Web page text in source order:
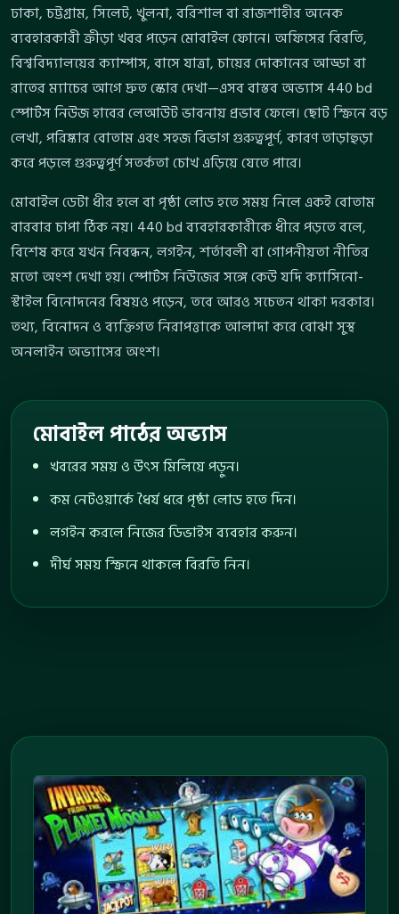
ঢাকা, চট্টগ্রাম, সিলেট, খুলনা, বরিশাল বা রাজশাহীর অনেক
ব্যবহারকারী ক্রীড়া খবর পড়েন মোবাইল ফোনে। অফিসের বিরতি,
বিশ্ববিদ্যালয়ের ক্যাম্পাস, বাসে যাত্রা, চায়ের দোকানের আড্ডা বা
রাতের ম্যাচের আগে দ্রুত স্কোর দেখা—এসব বাস্তব অভ্যাস 440 bd
স্পোর্টস নিউজ হাবের লেআউট ভাবনায় প্রভাব ফেলে। ছোট স্ক্রিনে বড়
লেখা, পরিষ্কার বোতাম এবং সহজ বিভাগ গুরুত্বপূর্ণ, কারণ তাড়াহুড়া
করে পড়লে গুরুত্বপূর্ণ সতর্কতা চোখ এড়িয়ে যেতে পারে।
মোবাইল ডেটা ধীর হলে বা পৃষ্ঠা লোড হতে সময় নিলে একই বোতাম
বারবার চাপা ঠিক নয়। 440 bd ব্যবহারকারীকে ধীরে পড়তে বলে,
বিশেষ করে যখন নিবন্ধন, লগইন, শর্তাবলী বা গোপনীয়তা নীতির
মতো অংশ দেখা হয়। স্পোর্টস নিউজের সঙ্গে কেউ যদি ক্যাসিনো-
স্টাইল বিনোদনের বিষয়ও পড়েন, তবে আরও সচেতন থাকা দরকার।
তথ্য, বিনোদন ও ব্যক্তিগত নিরাপত্তাকে আলাদা করে বোঝা সুস্থ
অনলাইন অভ্যাসের অংশ।
মোবাইল পাঠের অভ্যাস
খবরের সময় ও উৎস মিলিয়ে পড়ুন।
কম নেটওয়ার্কে ধৈর্য ধরে পৃষ্ঠা লোড হতে দিন।
লগইন করলে নিজের ডিভাইস ব্যবহার করুন।
দীর্ঘ সময় স্ক্রিনে থাকলে বিরতি নিন।